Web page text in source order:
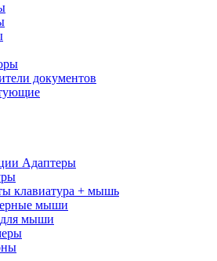
документов
Адаптеры
клавиатура + мышь
мыши
мыши